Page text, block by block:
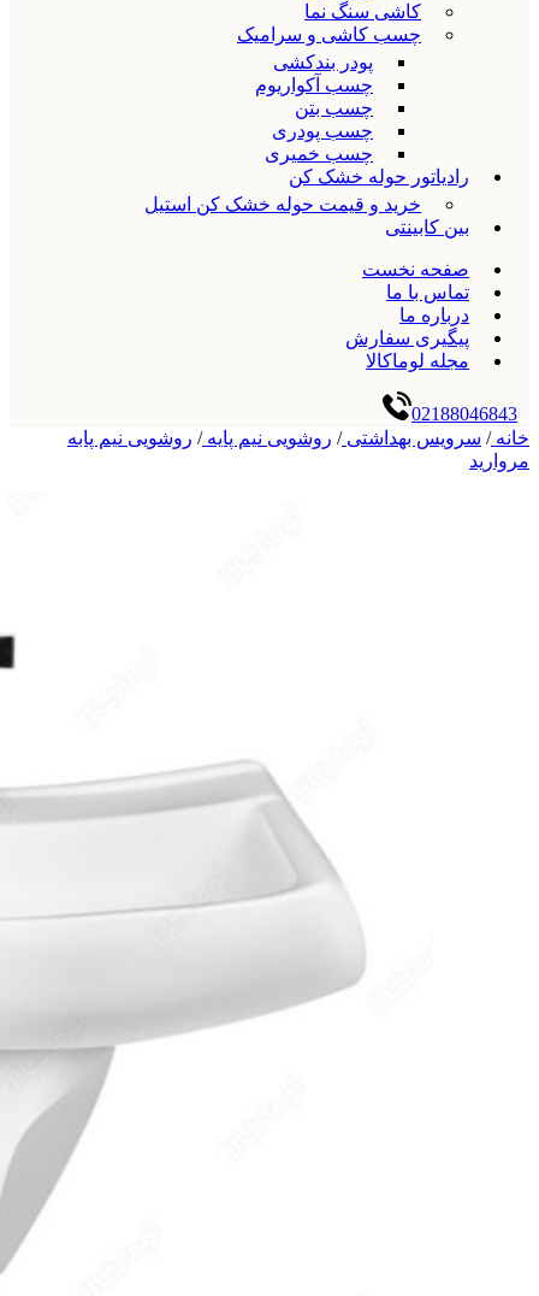
کاشی سنگ نما
چسب کاشی و سرامیک
پودر بندکشی
چسب آکواریوم
چسب بتن
چسب پودری
چسب خمیری
رادیاتور حوله خشک کن
خرید و قیمت حوله خشک کن استیل
بین کابینتی
صفحه نخست
تماس با ما
درباره ما
پیگیری سفارش
مجله لوماکالا
02188046843
خانه/ سرویس بهداشتی/ روشویی نیم پایه/ روشویی نیم پابه
مروارید